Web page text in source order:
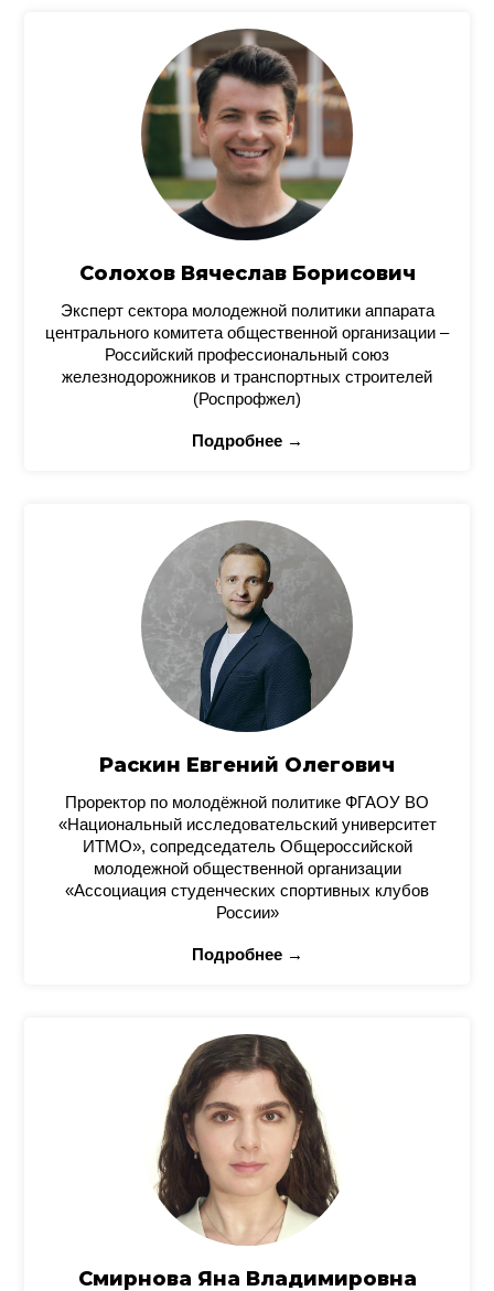
Солохов Вячеслав Борисович
Эксперт сектора молодежной политики аппарата
центрального комитета общественной организации –
Российский профессиональный союз
железнодорожников и транспортных строителей
(Роспрофжел)
Подробнее →
Раскин Евгений Олегович
Проректор по молодёжной политике ФГАОУ ВО
«Национальный исследовательский университет
ИТМО», сопредседатель Общероссийской
молодежной общественной организации
«Ассоциация студенческих спортивных клубов
России»
Подробнее →
Смирнова Яна Владимировна